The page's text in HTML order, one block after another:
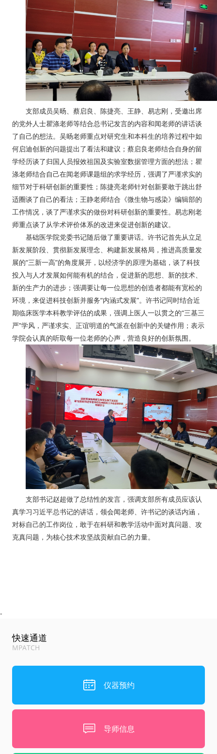
支部成员吴旸、蔡启良、陈捷亮、王静、易志刚，受邀出席
的党外人士瞿涤老师等结合总书记发言的内容和闻老师的讲话谈
了自己的想法。吴旸老师重点对研究生和本科生的培养过程中如
何启迪创新的问题提出了看法和建议；蔡启良老师结合自身的留
学经历谈了归国人员报效祖国及实验室数据管理方面的想法；瞿
涤老师结合自己在闻老师课题组的求学经历，强调了严谨求实的
细节对于科研创新的重要性；陈捷亮老师针对创新要敢于跳出舒
适圈谈了自己的看法；王静老师结合《微生物与感染》编辑部的
工作情况，谈了严谨求实的做份对科研创新的重要性。易志刚老
师重点谈了从学术评价体系的改进来促进创新的建议。
基础医学院党委书记随后做了重要讲话。许书记首先从立足
新发展阶段、贯彻新发展理念、构建新发展格局，推进高质量发
展的“三新一高”的角度展开，以经济学的原理为基础，谈了科技
投入与人才发展如何能有机的结合，促进新的思想、新的技术、
新的生产力的进步；强调要让每一位思想的创造者都能有宽松的
环境，来促进科技创新并服务“内涵式发展”。许书记同时结合近
期临床医学本科教学评估的成果，强调上医人一以贯之的“三基三
严”学风，严谨求实、正谊明道的气派在创新中的关键作用；表示
学院会认真的听取每一位老师的心声，营造良好的创新氛围。
支部书记赵超做了总结性的发言，强调支部所有成员应该认
真学习习近平总书记的讲话，领会闻老师、许书记的谈话内涵，
对标自己的工作岗位，敢于在科研和教学活动中面对真问题、攻
克真问题，为核心技术攻坚战贡献自己的力量。
-
快速通道
MPATCH
仪器预约
导师信息